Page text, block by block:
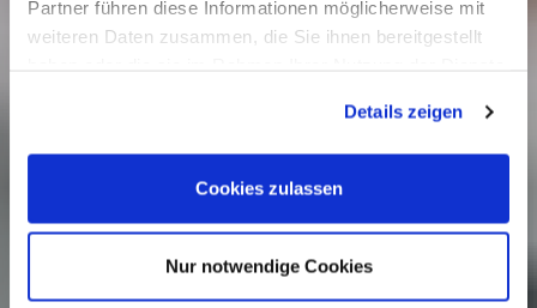
Partner führen diese Informationen möglicherweise mit
weiteren Daten zusammen, die Sie ihnen bereitgestellt
Details zeigen
Cookies zulassen
Nur notwendige Cookies